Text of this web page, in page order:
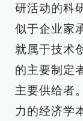
研活动的科
似于企业家
就属于技术
的主要制定
主要供给者
力的经济学